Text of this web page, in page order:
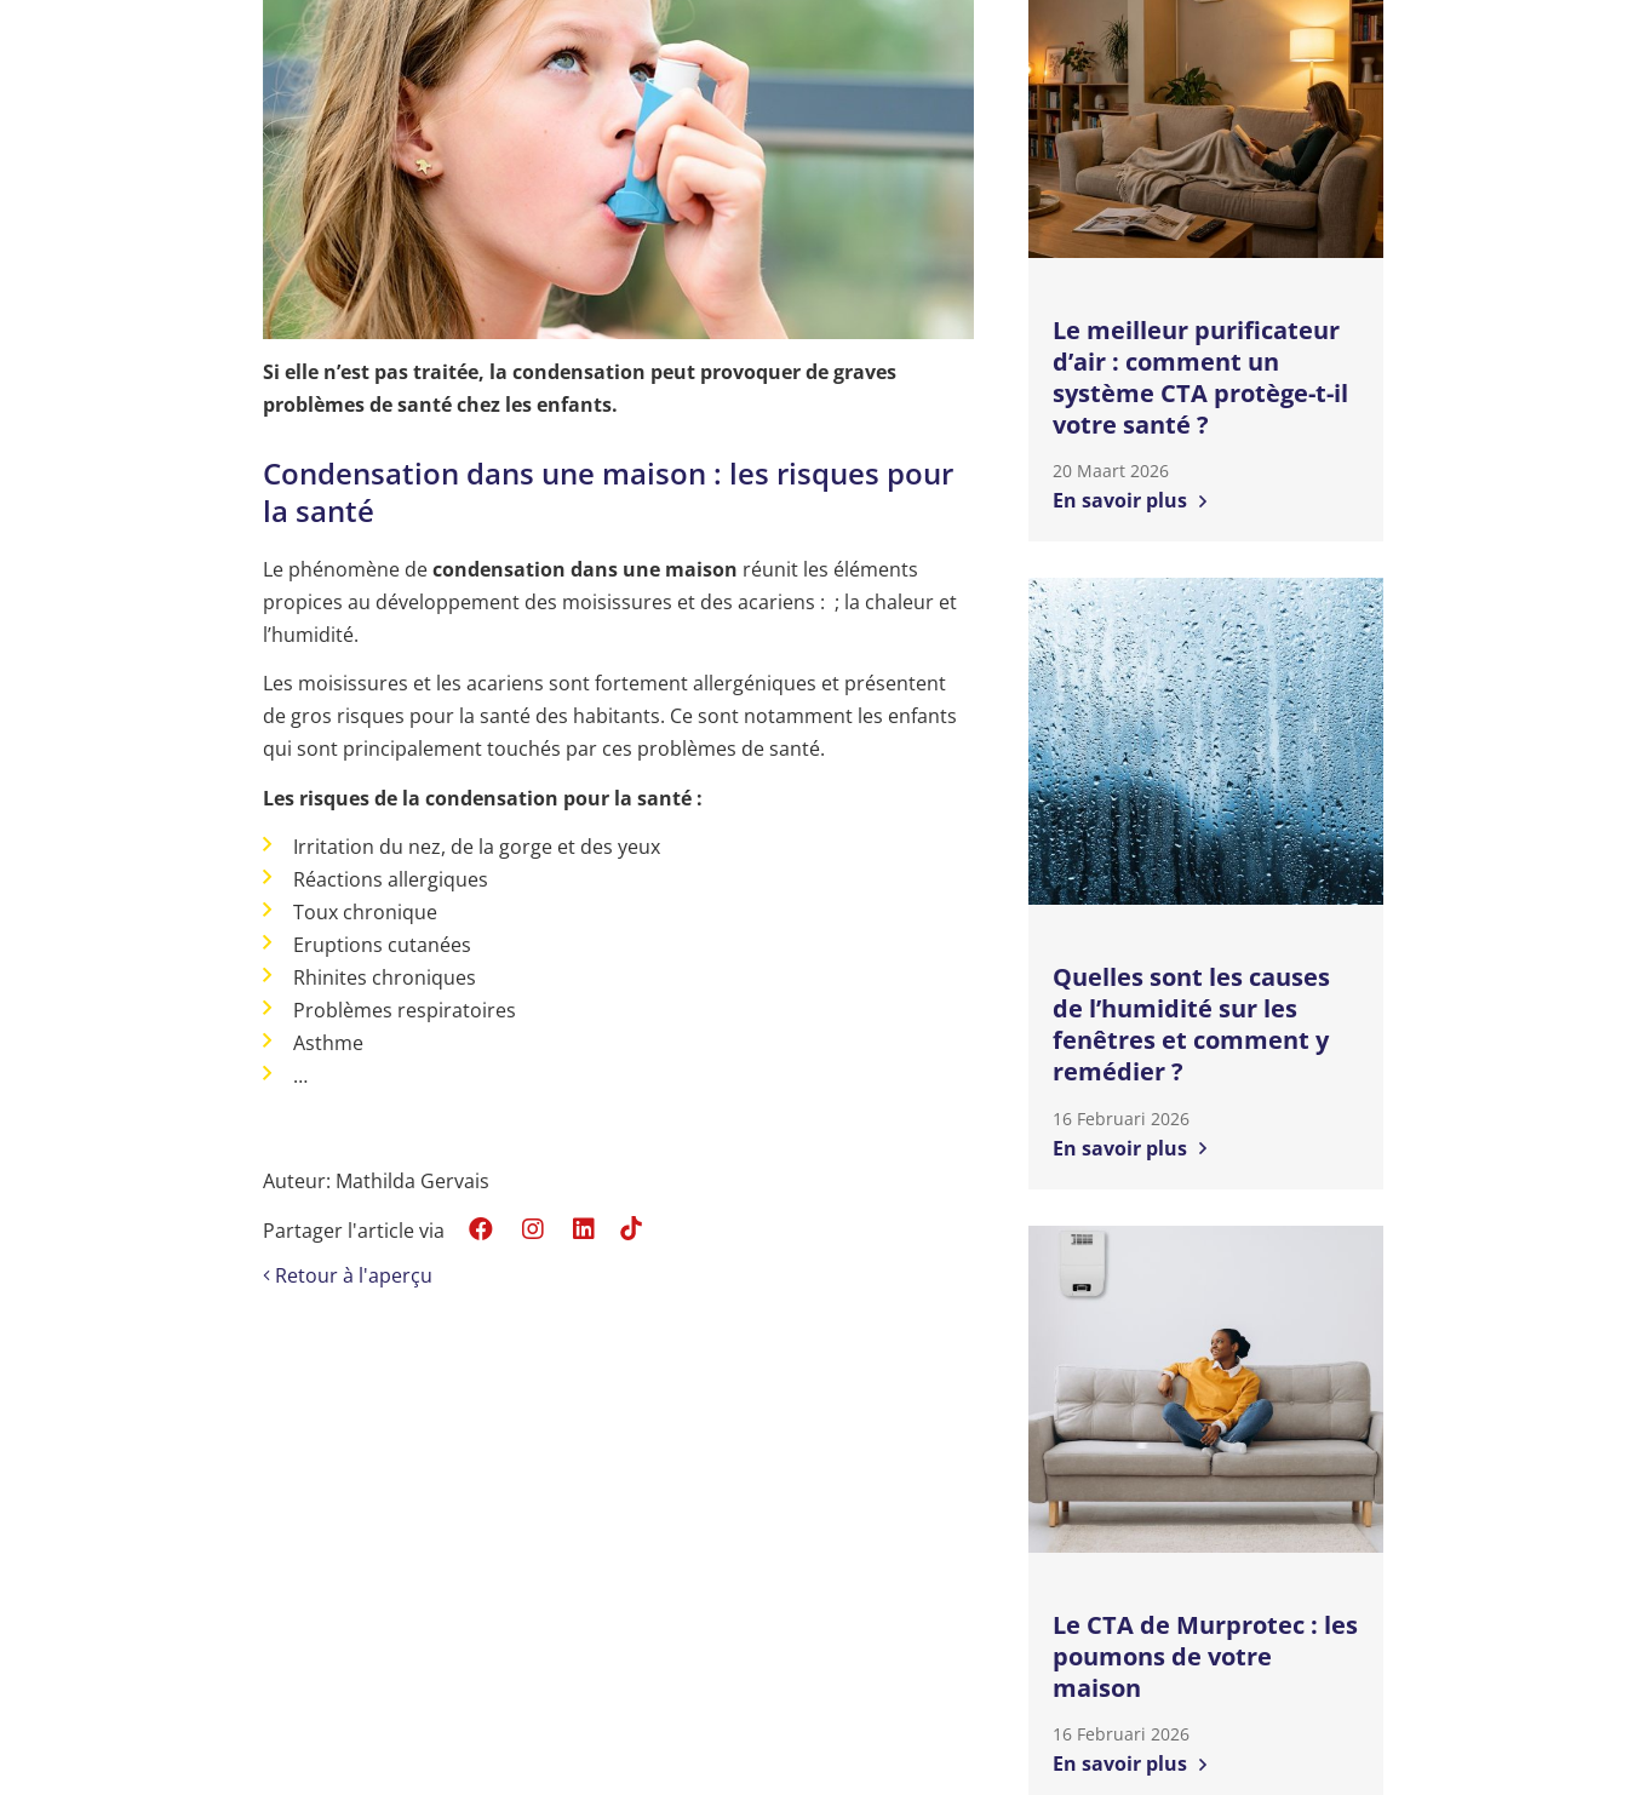
Si elle n’est pas traitée, la condensation peut provoquer de graves
problèmes de santé chez les enfants.
Condensation dans une maison : les risques pour
la santé
Le phénomène decondensation dans une maison réunit les éléments
propices au développement des moisissures et des acariens : ; la chaleur et
l’humidité.
Les moisissures et les acariens sont fortement allergéniques et présentent
de gros risques pour la santé des habitants. Ce sont notamment les enfants
qui sont principalement touchés par ces problèmes de santé.
Les risques de la condensation pour la santé :
Irritation du nez, de la gorge et des yeux
Réactions allergiques
Toux chronique
Eruptions cutanées
Rhinites chroniques
Problèmes respiratoires
Asthme
…
Auteur: Mathilda Gervais
Partager l'article via
Retour à l'aperçu
Le meilleur purificateur
d’air : comment un
système CTA protège-t-il
votre santé ?
20 Maart 2026
En savoir plus
Quelles sont les causes
de l’humidité sur les
fenêtres et comment y
remédier ?
16 Februari 2026
En savoir plus
Le CTA de Murprotec : les
poumons de votre
maison
16 Februari 2026
En savoir plus